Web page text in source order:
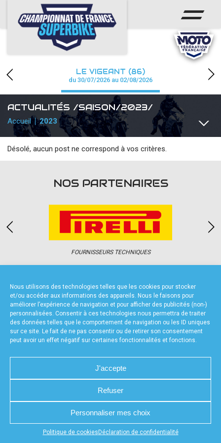
Nous utilisons des technologies telles que les cookies pour stocker
et/ou accéder aux informations des appareils. Nous le faisons pour
améliorer l’expérience de navigation et pour afficher des publicités (non-)
personnalisées. Consentir à ces technologies nous permettra de traiter
des données telles que le comportement de navigation ou les ID uniques
sur ce site. Le fait de ne pas consentir ou de retirer son consentement
peut avoir un effet négatif sur certaines fonctionnalités et fonctions.
J'accepte
Refuser
Personnaliser mes choix
Politique de cookies Déclaration de confidentialité
Appuyez sur le bouton partager en bas de votre
ACCUEIL
CHAMPIONNAT
CALENDRIER
RÉSULTATS
PHOTOS / WEB TV
PARTENAIRES
accéder à la billetterie
LE VIGEANT (86)
du 30/07/2026 au 02/08/2026
ACTUALITÉS /SAISON/2023/
Accueil 2023
Désolé, aucun post ne correspond à vos critères.
NOS PARTENAIRES
FOURNISSEURS TECHNIQUES
CHARTE DE CONFIDENTIALITÉ
NOUS CONTACTER
MENTIONS LÉGALES
RÉALISÉ PAR L’AGENCE WEB A3WEB
POLITIQUE DE COOKIES (UE)
DÉCLARATION DE CONFIDENTIALITÉ (UE)